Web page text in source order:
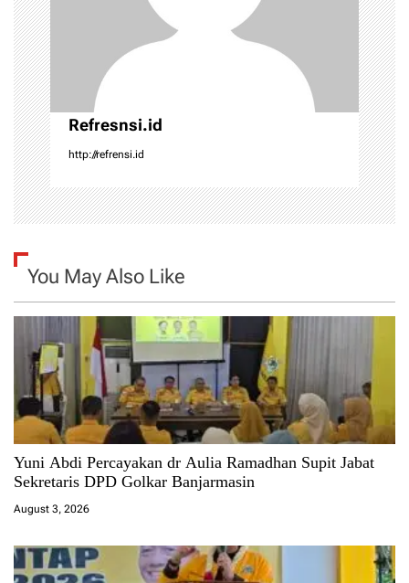
o
n
Refresnsi.id
http://refrensi.id
You May Also Like
Yuni Abdi Percayakan dr Aulia Ramadhan Supit Jabat
Sekretaris DPD Golkar Banjarmasin
August 3, 2026